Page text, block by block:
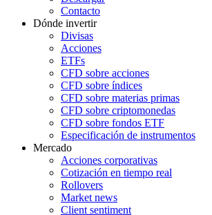
Contacto
Dónde invertir
Divisas
Acciones
ETFs
CFD sobre acciones
CFD sobre índices
CFD sobre materias primas
CFD sobre criptomonedas
CFD sobre fondos ETF
Especificación de instrumentos
Mercado
Acciones corporativas
Cotización en tiempo real
Rollovers
Market news
Client sentiment